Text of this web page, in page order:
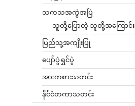
သကသအကွဲအပြဲ
သူတို့ပြောတဲ့ သူတို့အကြောင်း
ပြည်သူ့အကျိုးပြု
ပျော်ပွဲရွှင်ပွဲ
အားကစားသတင်း
နိုင်ငံတကာသတင်း